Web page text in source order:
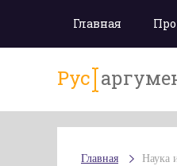
Главная
Рус
Главная Наука